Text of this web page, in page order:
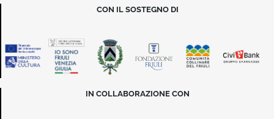
CON IL SOSTEGNO DI
IN COLLABORAZIONE CON